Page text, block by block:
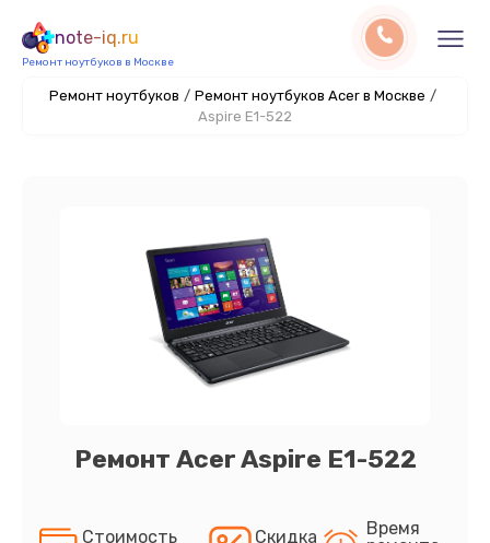
note-iq.ru
Ремонт ноутбуков в Москве
Ремонт ноутбуков / Ремонт ноутбуков Acer в Москве /
Aspire E1-522
Ремонт Acer Aspire E1-522
Стоимость
Скидка
Время